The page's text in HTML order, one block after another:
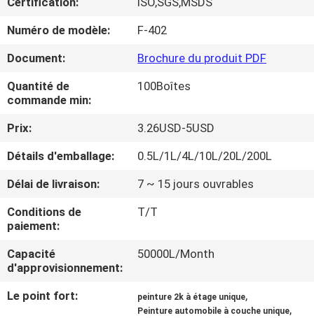
NOUS
VISITE
D'USINE
CONTRÔLE
DE
LA
NOUVELLES
Numéro de modèle:
F-402
Document:
Brochure du produit PDF
Quantité de
commande min:
100Boîtes
Prix:
3.26USD-5USD
Détails d'emballage:
0.5L/1L/4L/10L/20L/200L
Délai de livraison:
7 ~ 15 jours ouvrables
Conditions de
paiement:
T/T
Capacité
d'approvisionnement:
50000L/Month
Le point fort: peinture 2k à étage unique,
Peinture automobile à couche unique,